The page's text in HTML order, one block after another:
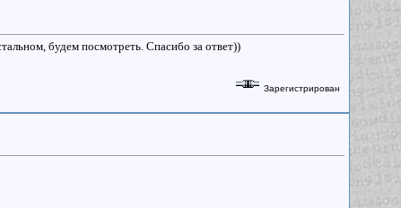
будем посмотреть. Спасибо за ответ))
Зарегистрирован